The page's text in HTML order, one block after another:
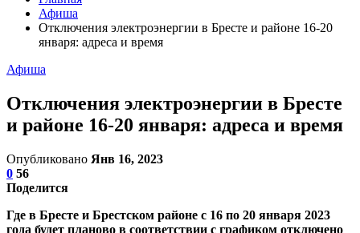
Афиша
Отключения электроэнергии в Бресте и районе 16-20
января: адреса и время
Афиша
Отключения электроэнергии в Бресте
и районе 16-20 января: адреса и время
Опубликовано Янв 16, 2023
0 56
Поделится
Где в Бресте и Брестском районе с 16 по 20 января 2023
года будет планово в соответствии с графиком отключено